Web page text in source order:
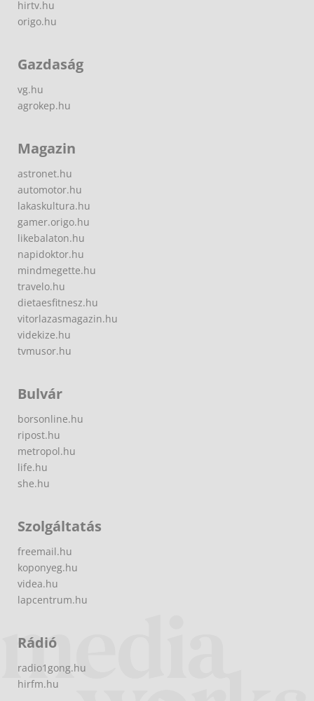
hirtv.hu
origo.hu
Gazdaság
vg.hu
agrokep.hu
Magazin
astronet.hu
automotor.hu
lakaskultura.hu
gamer.origo.hu
likebalaton.hu
napidoktor.hu
mindmegette.hu
travelo.hu
dietaesfitnesz.hu
vitorlazasmagazin.hu
videkize.hu
tvmusor.hu
Bulvár
borsonline.hu
ripost.hu
metropol.hu
life.hu
she.hu
Szolgáltatás
freemail.hu
koponyeg.hu
videa.hu
lapcentrum.hu
Rádió
radio1gong.hu
hirfm.hu